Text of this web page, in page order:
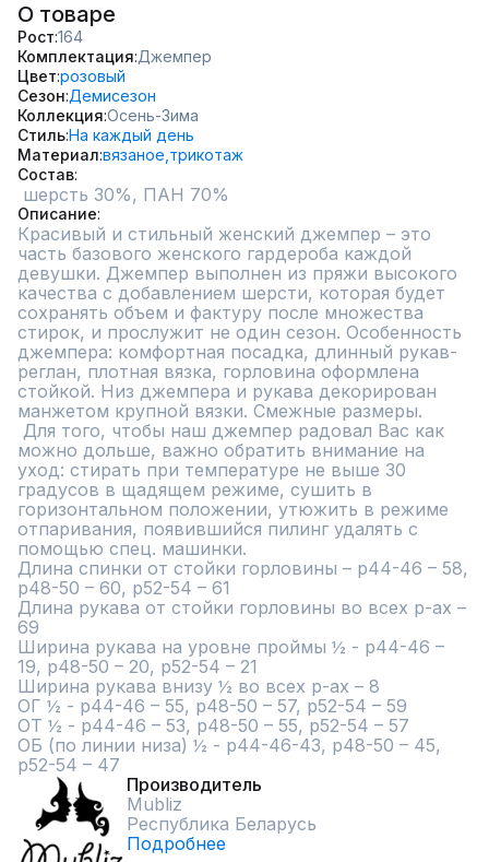
О товаре
Рост 164
Комплектация Джемпер
Цвет розовый
Сезон Демисезон
Коллекция Осень-Зима
СтильНа каждый день
Материал вязаное, трикотаж
Состав
шерсть 30%, ПАН 70%
Описание
Красивый и стильный женский джемпер – это
часть базового женского гардероба каждой
девушки. Джемпер выполнен из пряжи высокого
качества с добавлением шерсти, которая будет
сохранять объем и фактуру после множества
стирок, и прослужит не один сезон. Особенность
джемпера: комфортная посадка, длинный рукав-
реглан, плотная вязка, горловина оформлена
стойкой. Низ джемпера и рукава декорирован
манжетом крупной вязки. Смежные размеры.
можно дольше, важно обратить внимание на
уход: стирать при температуре не выше 30
градусов в щадящем режиме, сушить в
горизонтальном положении, утюжить в режиме
отпаривания, появившийся пилинг удалять с
помощью спец. машинки.
Длина спинки от стойки горловины – р44-46 – 58,
р48-50 – 60, р52-54 – 61
Длина рукава от стойки горловины во всех р-ах –
69
Ширина рукава на уровне проймы ½ - р44-46 –
19, р48-50 – 20, р52-54 – 21
Ширина рукава внизу ½ во всех р-ах – 8
ОГ ½ - р44-46 – 55, р48-50 – 57, р52-54 – 59
ОТ ½ - р44-46 – 53, р48-50 – 55, р52-54 – 57
ОБ (по линии низа) ½ - р44-46-43, р48-50 – 45,
р52-54 – 47
Производитель
Mubliz
Республика Беларусь
Подробнее